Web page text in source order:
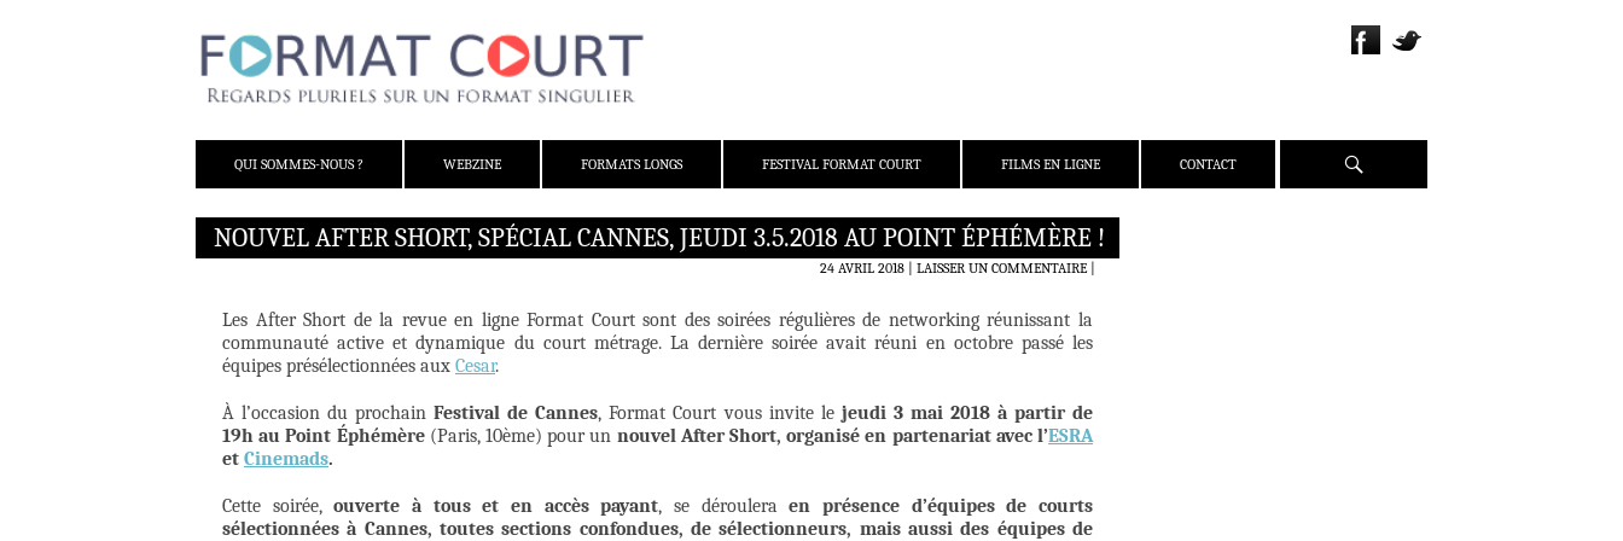
QUI SOMMES-NOUS ?
WEBZINE FORMATS LONGS FESTIVAL FORMAT COURT FILMS EN LIGNE CONTACT Recherche
NOUVEL AFTER SHORT, SPÉCIAL CANNES, JEUDI 3.5.2018 AU POINT ÉPHÉMÈRE !
24 AVRIL 2018 LAISSER UN COMMENTAIRE|
Les After Short de la revue en ligne Format Court sont des soirées régulières de networking réunissant la
communauté active et dynamique du court métrage. La dernière soirée avait réuni en octobre passé les
équipes présélectionnées aux Cesar.
À l’occasion du prochainFestival de Cannes, Format Court vous invite lejeudi 3 mai 2018 à partir de
19h au Point Éphémère(Paris, 10ème) pour un nouvel After Short, organisé en partenariat avec l’ESRA
et Cinemads.
Cette soirée,ouverte à tous et en accès payant, se dérouleraen présence d’équipes de courts
sélectionnées à Cannes, toutes sections confondues, de sélectionneurs, mais aussi des équipes de